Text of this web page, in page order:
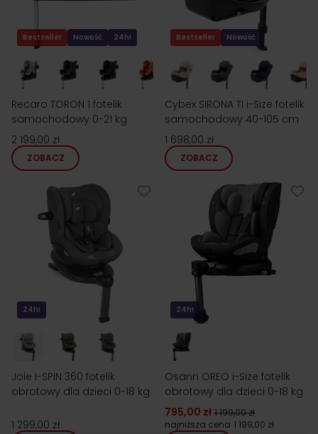
Bestseller Nowość 24h!
Recaro TORON 1 fotelik
samochodowy 0-21 kg
2 199,00 zł
ZOBACZ
Bestseller Nowość
Cybex SIRONA TI i-Size fotelik
samochodowy 40-105 cm
1 698,00 zł
ZOBACZ
24h!
Joie I-SPIN 360 fotelik
obrotowy dla dzieci 0-18 kg
1 299,00 zł
24h!
Osann OREO i-Size fotelik
obrotowy dla dzieci 0-18 kg
795,00 zł 1 199,00 zł
najniższa cena 1 199,00 zł